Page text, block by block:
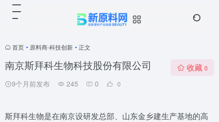
首页 • 原料商-科技创新 • 正文
南京斯拜科生物科技股份有限公司
9个月前发布 245 0 0
收藏 0
斯拜科生物是在南京设研发总部、山东金乡建生产基地的高